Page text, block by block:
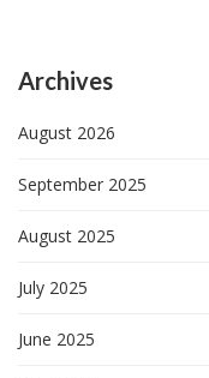
Archives
August 2026
September 2025
August 2025
July 2025
June 2025